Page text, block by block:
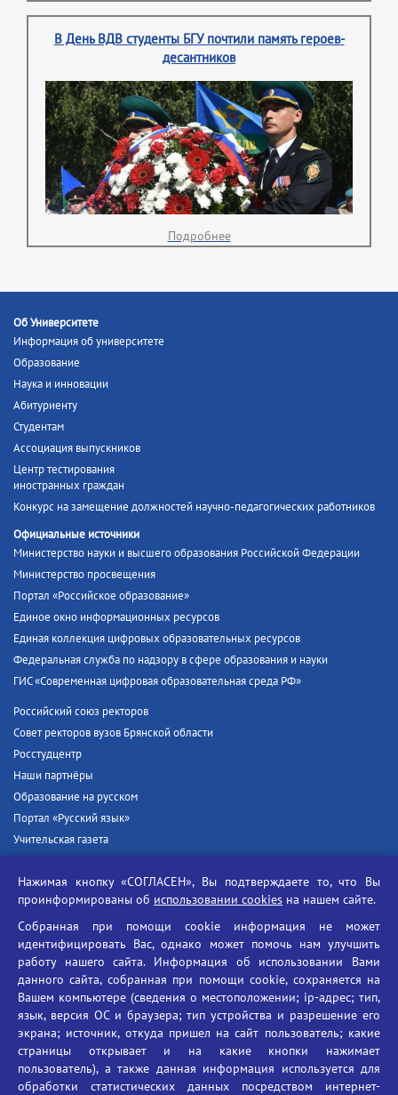
В День ВДВ студенты БГУ почтили память героев-
десантников
Подробнее
Об Университете
Информация об университете
Образование
Наука и инновации
Абитуриенту
Студентам
Ассоциация выпускников
Центр тестирования
иностранных граждан
Конкурс на замещение должностей научно-педагогических работников
Официальные источники
Министерство науки и высшего образования Российской Федерации
Министерство просвещения
Портал «Российское образование»
Единое окно информационных ресурсов
Единая коллекция цифровых образовательных ресурсов
Федеральная служба по надзору в сфере образования и науки
ГИС «Современная цифровая образовательная среда РФ»
Российский союз ректоров
Совет ректоров вузов Брянской области
Росстудцентр
Наши партнёры
Образование на русском
Портал «Русский язык»
Учительская газета
Единый портал государственных услуг
Противодействие угрозам информационной безопасности
Социальные ролики - Генеральная прокуратура РФ
Противодействие коррупции
БГУ против наркотиков
Брянский государственный университет
имени академика И.Г. Петровского
Время работы: пн-пт 09:00-18:00
Нажимая кнопку «СОГЛАСЕН», Вы подтверждаете то, что Вы
проинформированы об использовании cookies на нашем сайте.
Собранная при помощи cookie информация не может
идентифицировать Вас, однако может помочь нам улучшить
работу нашего сайта. Информация об использовании Вами
данного сайта, собранная при помощи cookie, сохраняется на
Вашем компьютере (сведения о местоположении; ip-адрес; тип,
язык, версия ОС и браузера; тип устройства и разрешение его
экрана; источник, откуда пришел на сайт пользователь; какие
страницы открывает и на какие кнопки нажимает
пользователь), а также данная информация используется для
обработки статистических данных посредством интернет-